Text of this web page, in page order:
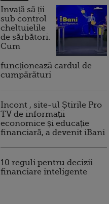
Invață să ții
sub control
cheltuielile
de sărbători.
Cum
funcționează cardul de
cumpărături
Incont , site-ul Știrile Pro
TV de informații
economice și educație
financiară, a devenit iBani
10 reguli pentru decizii
financiare inteligente